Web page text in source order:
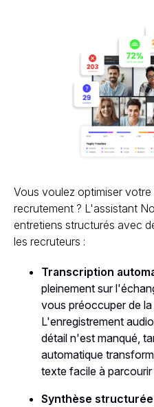
Vous voulez optimiser votre
recrutement ? L'assistant
entretiens structurés avec
les recruteurs :
Transcription
pleinement sur
vous préoccuper de
L'enregistrement
détail n'est manqué,
automatique
texte facile à
Synthèse structurée